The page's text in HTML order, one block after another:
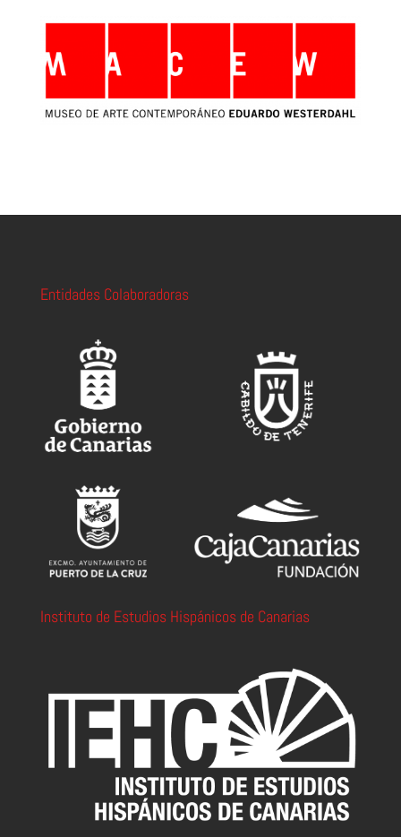
Entidades Colaboradoras
Instituto de Estudios Hispánicos de Canarias